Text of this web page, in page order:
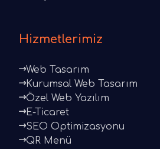
Hizmetlerimiz
Web Tasarım
Kurumsal Web Tasarım
Özel Web Yazılım
E-Ticaret
SEO Optimizasyonu
QR Menü